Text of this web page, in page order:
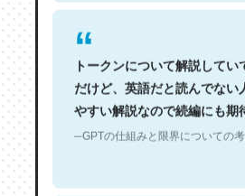
トークンについて解説してい
だけど、英語だと読んでな
やすい解説なので続編にも期
─GPTの仕組みと限界についての